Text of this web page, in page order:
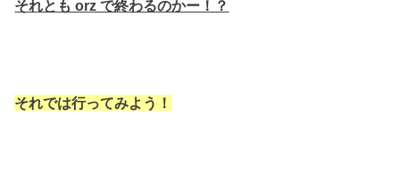
それとも orz で終わるのかー！？
それでは行ってみよう！